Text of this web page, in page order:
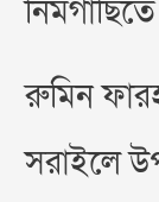
রুমিন
সরাইলে